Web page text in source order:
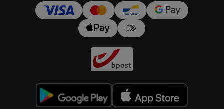
pour l’avenir dans notredéclaration relative à la protection des
données
Vous trouverez les impressions ici.